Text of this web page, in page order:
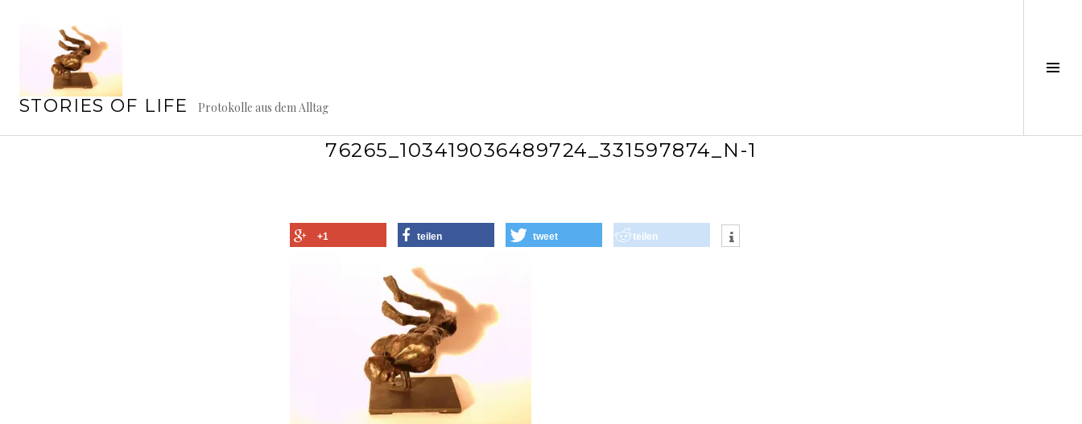
STORIES OF LIFE Protokolle aus dem Alltag
76265_103419036489724_331597874_N-1
+1 teilen tweet teilen